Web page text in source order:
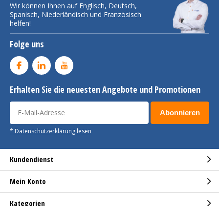
Wir können Ihnen auf Englisch, Deutsch,
Spanisch, Niederländisch und Französisch
helfen!
Folge uns
Erhalten Sie die neuesten Angebote und Promotionen
Abonnieren
* Datenschutzerklärung lesen
Kundendienst
Mein Konto
Kategorien